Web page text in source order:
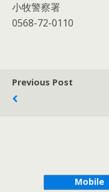
小牧警察署
0568-72-0110
Previous Post
Mobile